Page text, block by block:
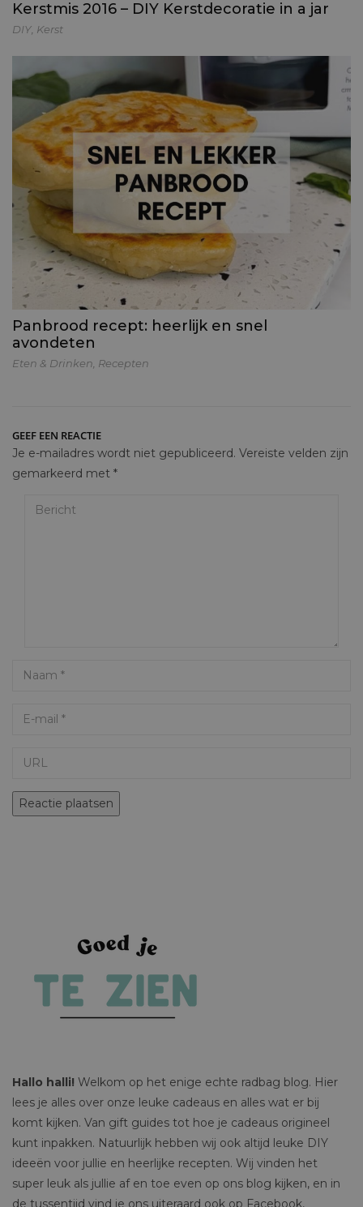
Kerstmis 2016 – DIY Kerstdecoratie in a jar
DIY Kerst
Panbrood recept: heerlijk en snel
avondeten
Eten & Drinken, Recepten
GEEF EEN REACTIE
Je e-mailadres wordt niet gepubliceerd. Vereiste velden zijn
gemarkeerd met *
Bericht
Name
Email
Hallo halli! Welkom op het enige echte radbag blog. Hier
lees je alles over onze leuke cadeaus en alles wat er bij
komt kijken. Van gift guides tot hoe je cadeaus origineel
kunt inpakken. Natuurlijk hebben wij ook altijd leuke DIY
ideeën voor jullie en heerlijke recepten. Wij vinden het
super leuk als jullie af en toe even op ons blog kijken, en in
de tussentijd vind je ons uiteraard ook op Facebook,